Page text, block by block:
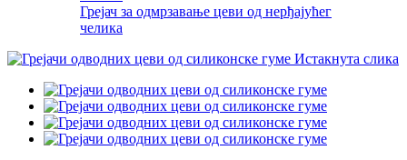
Грејач за одмрзавање цеви од нерђајућег
челика